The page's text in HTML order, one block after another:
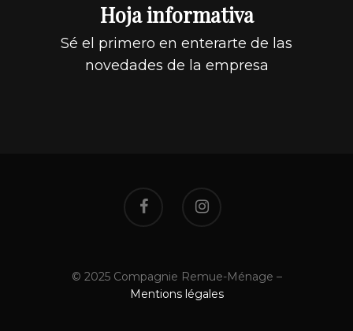
Hoja informativa
Sé el primero en enterarte de las
novedades de la empresa
© 2025 Compagnie Remue-Ménage –
Mentions légales